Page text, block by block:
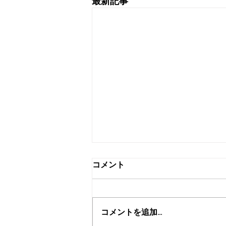
浦和みこし渡御
コメント
コメントを追加…